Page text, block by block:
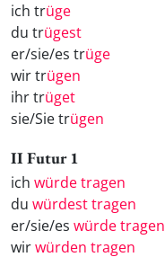
ich trüge
du trügest
er/sie/es trüge
wir trügen
ihr trüget
sie/Sie trügen
II Futur 1
ich würde tragen
du würdest tragen
er/sie/es würde tragen
wirwürden tragen